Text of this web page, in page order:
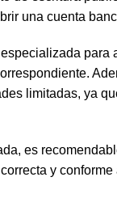
una cuenta
para
limitadas, ya
es
y